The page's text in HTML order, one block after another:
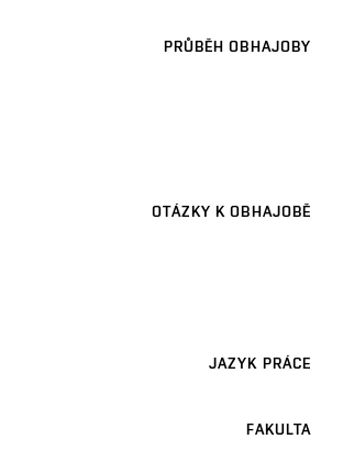
PRŮBĚH OBHAJOBY
OTÁZKY K OBHAJOBĚ
JAZYK PRÁCE
FAKULTA